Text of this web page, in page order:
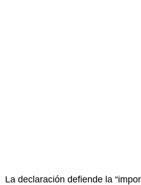
La declaración defiende la